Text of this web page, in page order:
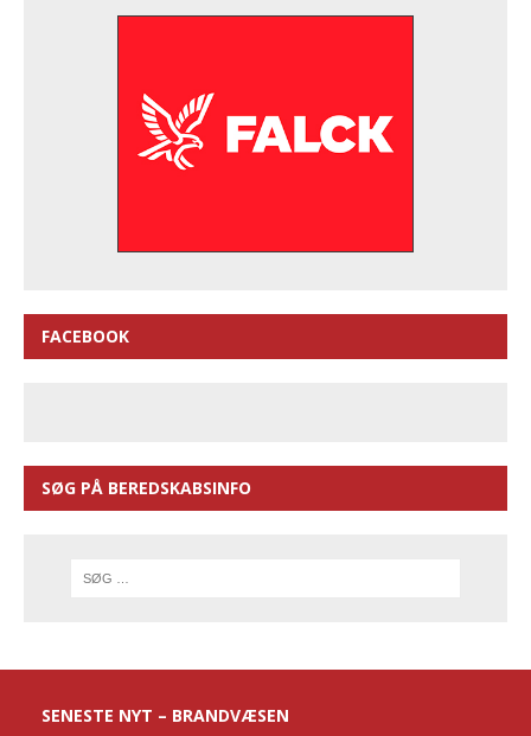
FACEBOOK
SØG PÅ BEREDSKABSINFO
SENESTE NYT – BRANDVÆSEN